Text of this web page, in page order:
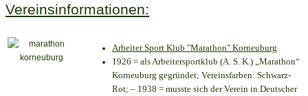
Vereinsinformationen:
Arbeiter Sport Klub "Marathon" Korneuburg
1926 = als Arbeitersportklub (A. S. K.) „Marathon“
Korneuburg gegründet; Vereinsfarben: Schwarz-
Rot; – 1938 = musste sich der Verein in Deutscher